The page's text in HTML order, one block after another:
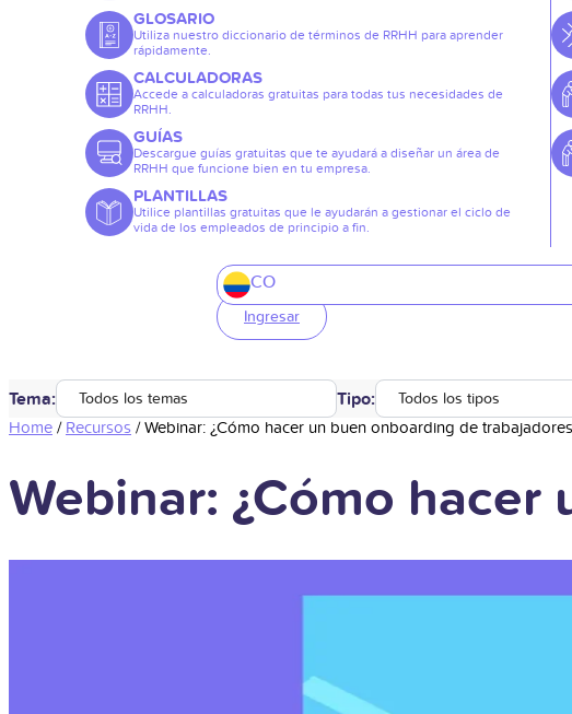
GLOSARIO
Utiliza nuestro diccionario de términos de RRHH para aprender
rápidamente.
CALCULADORAS
Accede a calculadoras gratuitas para todas tus necesidades de
RRHH.
GUÍAS
Descargue guías gratuitas que te ayudará a diseñar un área de
RRHH que funcione bien en tu empresa.
PLANTILLAS
Utilice plantillas gratuitas que le ayudarán a gestionar el ciclo de
vida de los empleados de principio a fin.
CO
Ingresar
Tema: Todos los temas Tipo: Todos los tipos
Home / Recursos /Webinar: ¿Cómo hacer un buen onboarding de
Webinar: ¿Cómo